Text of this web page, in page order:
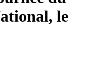
le